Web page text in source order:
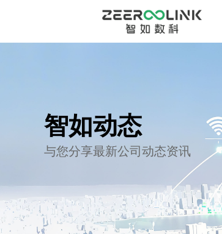
智如动态
与您分享最新公司动态资讯